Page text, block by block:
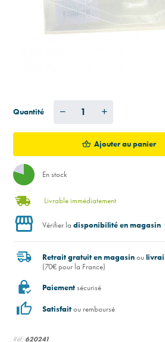
Réf: 620241
Quantité
Ajouter au panier
En stock
Livrable immédiatement
Vérifier la disponibilité en magasin
Retrait gratuit en magasinou
(70€ pour la France)
Paiementsécurisé
Satisfaitou remboursé